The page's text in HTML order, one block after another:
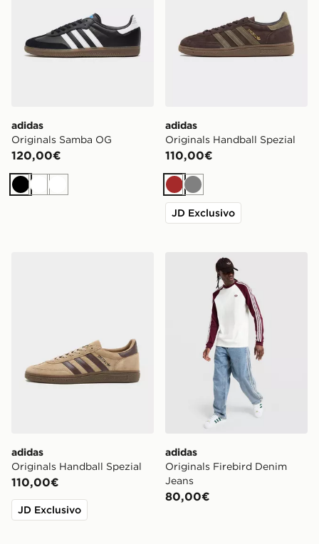
adidas
Originals Samba OG
120,00€
NeroBiancoBianco
adidas
Originals Handball Spezial
110,00€
Marrone
Grigio
JD Exclusivo
adidas
Originals Handball Spezial
110,00€
JD Exclusivo
adidas Originals Firebird
adidas
Originals Firebird Denim
Jeans
80,00€